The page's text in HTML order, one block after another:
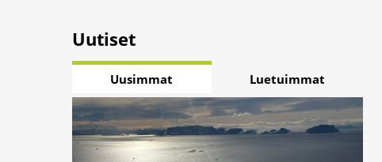
Uutiset
Uusimmat Luetuimmat